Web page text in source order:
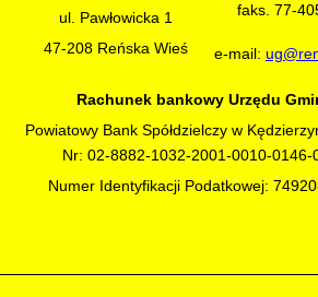
ul. Pawłowicka 1
47-208 Reńska Wieś
faks. 77-
e-mail:
Rachunek bankowy Urzędu
Powiatowy Bank Spółdzielczy w
Nr: 02-8882-1032-2001-0010-0146-
Numer Identyfikacji Podatkowej: